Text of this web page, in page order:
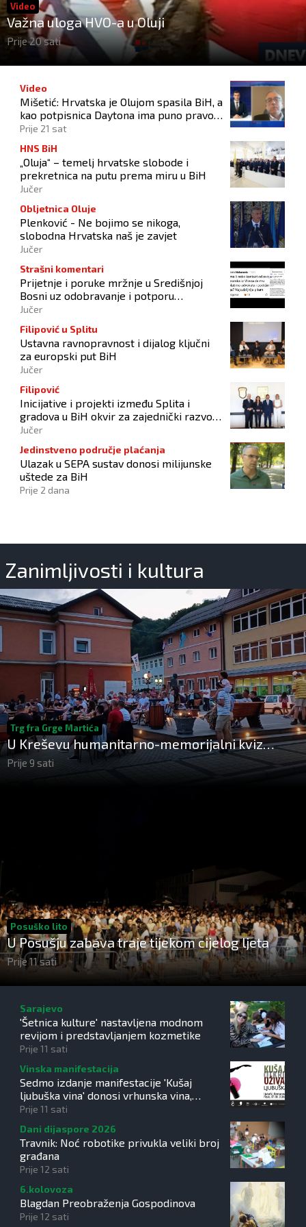
Video
Važna uloga HVO-a u Oluji
Prije 20 sati
Video
Mišetić: Hrvatska je Olujom spasila BiH, a
kao potpisnica Daytona ima puno pravo
štititi hrvatski narod
Prije 21 sat
HNS BiH
„Oluja“ – temelj hrvatske slobode i
prekretnica na putu prema miru u BiH
Jučer
Obljetnica Oluje
Plenković - Ne bojimo se nikoga,
slobodna Hrvatska naš je zavjet
Jučer
Strašni komentari
Prijetnje i poruke mržnje u Središnjoj
Bosni uz odobravanje i potporu
počinitelju
Jučer
Filipović u Splitu
Ustavna ravnopravnost i dijalog ključni
za europski put BiH
Jučer
Filipović
Inicijative i projekti između Splita i
gradova u BiH okvir za zajednički razvoj i
povezivanje
Jučer
Jedinstveno područje plaćanja
Ulazak u SEPA sustav donosi milijunske
uštede za BiH
Prije 2 dana
Zanimljivosti i kultura
Trg fra Grge Martića
U Kreševu humanitarno-memorijalni kviz
"ŠoKre"
Prije 9 sati
Posuško lito
U Posušju zabava traje tijekom cijelog ljeta
Prije 11 sati
Sarajevo
'Šetnica kulture' nastavljena modnom
revijom i predstavljanjem kozmetike
Prije 11 sati
Vinska manifestacija
Sedmo izdanje manifestacije 'Kušaj
ljubuška vina' donosi vrhunska vina,
gastronomiju i glazbu
Prije 11 sati
Dani dijaspore 2026
Travnik: Noć robotike privukla veliki broj
građana
Prije 12 sati
6.kolovoza
Blagdan Preobraženja Gospodinova
Prije 12 sati